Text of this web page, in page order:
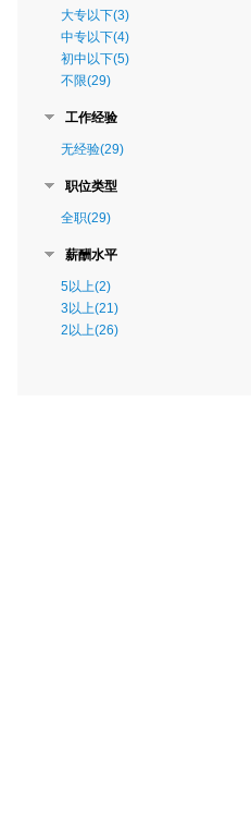
大专以下(3)
中专以下(4)
初中以下(5)
不限(29)
工作经验
无经验(29)
职位类型
全职(29)
薪酬水平
5以上(2)
3以上(21)
2以上(26)